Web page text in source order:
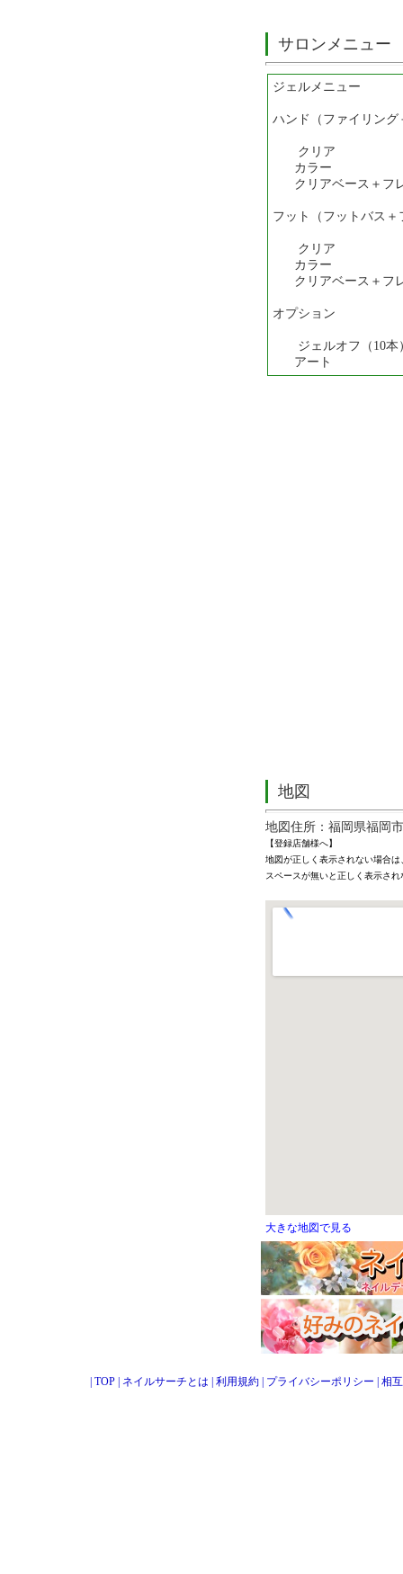
サロンメニュー
ジェルメニュー
ハンド（ファイリング
クリア
カラー
クリアベース＋フ
フット（フットバス
クリア
カラー
クリアベース＋フ
オプション
ジェルオフ（
アート
地図
地図住所：福岡県福岡
【登録店舗様へ】
地図が正しく表示されない場合
スペースが無いと正しく表示さ
大きな地図で見る
TOP ネイルサーチとは 利用規約 プライバシーポリシー 相